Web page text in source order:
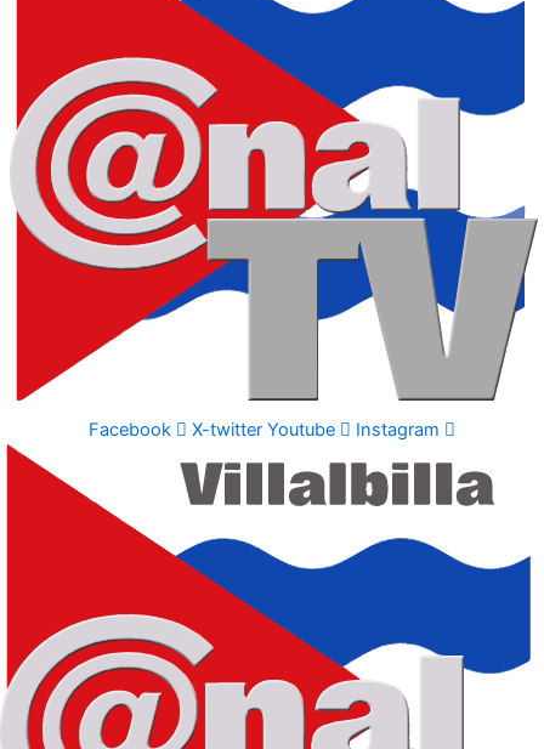
Facebook X-twitter Youtube Instagram